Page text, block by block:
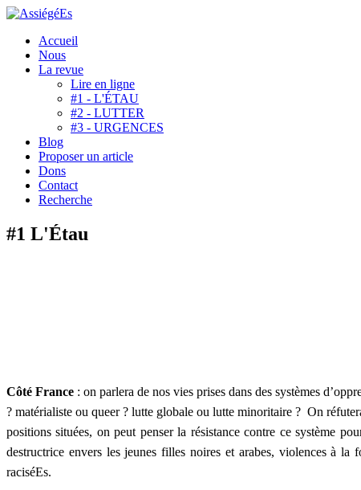
Accueil
Nous
La revue
Lire en ligne
#1 - L'ÉTAU
#2 - LUTTER
#3 - URGENCES
Blog
Proposer un article
Dons
Contact
Recherche
#1 L'Étau
Côté France : on parlera de nos vies prises dans des systèmes
? matérialiste ou queer ? lutte globale ou lutte minoritaire ? On
positions situées, on peut penser la résistance contre ce système
destructrice envers les jeunes filles noires et arabes, violences à la
raciséEs.